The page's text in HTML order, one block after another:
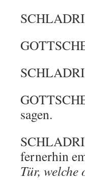
sagen.
fernerhin
Tür, welche